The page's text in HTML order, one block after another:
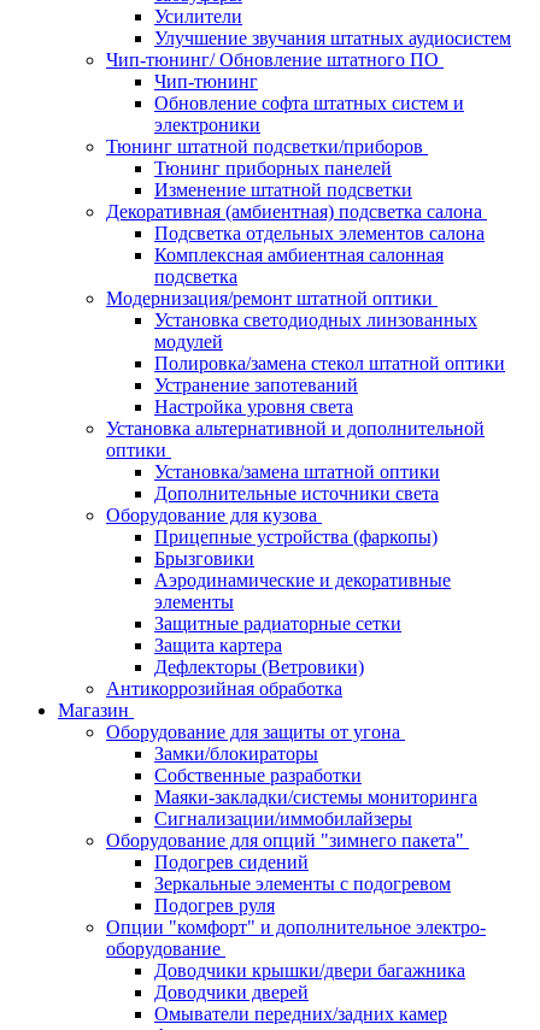
Усилители
Улучшение звучания штатных аудиосистем
Чип-тюнинг/ Обновление штатного ПО
Чип-тюнинг
Обновление софта штатных систем и
электроники
Тюнинг штатной подсветки/приборов
Тюнинг приборных панелей
Изменение штатной подсветки
Декоративная (амбиентная) подсветка салона
Подсветка отдельных элементов салона
Комплексная амбиентная салонная
подсветка
Модернизация/ремонт штатной оптики
Установка светодиодных линзованных
модулей
Полировка/замена стекол штатной оптики
Устранение запотеваний
Настройка уровня света
Установка альтернативной и дополнительной
оптики
Установка/замена штатной оптики
Дополнительные источники света
Оборудование для кузова
Прицепные устройства (фаркопы)
Брызговики
Аэродинамические и декоративные
элементы
Защитные радиаторные сетки
Защита картера
Дефлекторы (Ветровики)
Антикоррозийная обработка
Магазин
Оборудование для защиты от угона
Замки/блокираторы
Собственные разработки
Маяки-закладки/системы мониторинга
Сигнализации/иммобилайзеры
Оборудование для опций "зимнего пакета"
Подогрев сидений
Зеркальные элементы с подогревом
Подогрев руля
Опции "комфорт" и дополнительное электро-
оборудование
Доводчики крышки/двери багажника
Доводчики дверей
Омыватели передних/задних камер